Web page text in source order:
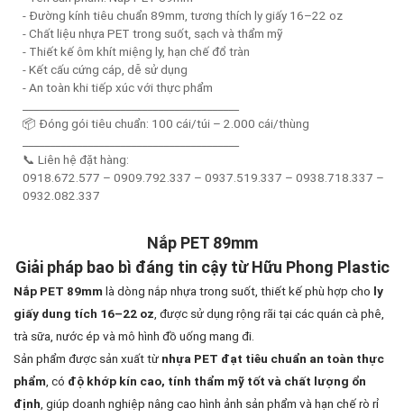
- Đường kính tiêu chuẩn 89mm, tương thích ly giấy 16–22 oz
- Chất liệu nhựa PET trong suốt, sạch và thẩm mỹ
- Thiết kế ôm khít miệng ly, hạn chế đổ tràn
- Kết cấu cứng cáp, dễ sử dụng
- An toàn khi tiếp xúc với thực phẩm
📦 Đóng gói tiêu chuẩn: 100 cái/túi – 2.000 cái/thùng
📞 Liên hệ đặt hàng:
0918.672.577 – 0909.792.337 – 0937.519.337 – 0938.718.337 –
0932.082.337
Nắp PET 89mm
Giải pháp bao bì đáng tin cậy từ Hữu Phong Plastic
Nắp PET 89mm là dòng nắp nhựa trong suốt, thiết kế phù hợp cho ly
giấy dung tích 16–22 oz, được sử dụng rộng rãi tại các quán cà phê,
trà sữa, nước ép và mô hình đồ uống mang đi.
Sản phẩm được sản xuất từ nhựa PET đạt tiêu chuẩn an toàn thực
phẩm, có độ khớp kín cao, tính thẩm mỹ tốt và chất lượng ổn
định, giúp doanh nghiệp nâng cao hình ảnh sản phẩm và hạn chế rò rỉ